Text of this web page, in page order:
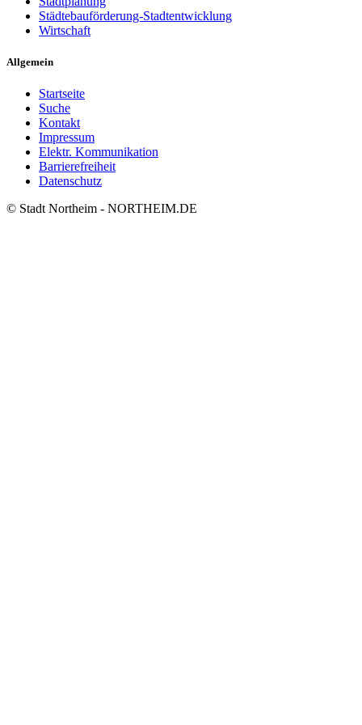
Städtebauförderung-Stadtentwicklung
Wirtschaft
Allgemein
Startseite
Suche
Kontakt
Impressum
Elektr. Kommunikation
Barrierefreiheit
Datenschutz
© Stadt Northeim - NORTHEIM.DE